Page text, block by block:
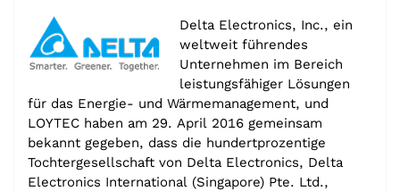
Delta Electronics, Inc., ein
weltweit führendes
Unternehmen im Bereich
leistungsfähiger Lösungen
für das Energie- und Wärmemanagement, und
LOYTEC haben am 29. April 2016 gemeinsam
bekannt gegeben, dass die hundertprozentige
Tochtergesellschaft von Delta Electronics, Delta
Electronics International (Singapore) Pte. Ltd.,